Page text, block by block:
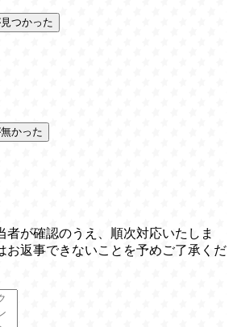
つかった
かった
者が確認のうえ、順次対応いたしま
お返事できないことを予めご了承くだ